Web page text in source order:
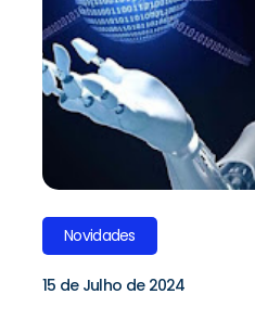
Novidades
15 de Julho de 2024